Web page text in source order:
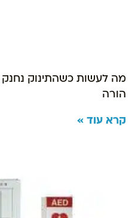
מה לעשות כשהתינוק נחנק
הורה
קרא עוד »